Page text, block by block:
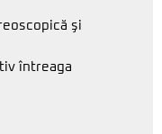
şi
întreaga